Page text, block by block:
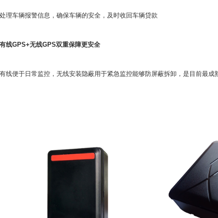
处理车辆报警信息，确保车辆的安全，及时收回车辆贷款
有线GPS+无线GPS双重保障更安全
有线便于日常监控，无线安装隐蔽用于紧急监控能够防屏蔽拆卸，是目前最成